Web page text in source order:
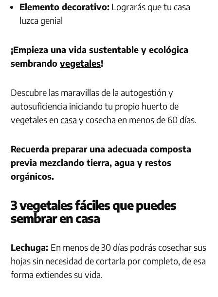
Elemento decorativo: Lograrás que tu casa
luzca genial
¡Empieza una vida sustentable y ecológica
sembrandovegetales!
Descubre las maravillas de la autogestión y
autosuficiencia iniciando tu propio huerto de
vegetales encasa y cosecha en menos de 60 días.
Recuerda preparar una adecuada composta
previa mezclando tierra, agua y restos
orgánicos.
3 vegetales fáciles que puedes
sembrar en casa
Lechuga: En menos de 30 días podrás cosechar sus
hojas sin necesidad de cortarla por completo, de esa
forma extiendes su vida.